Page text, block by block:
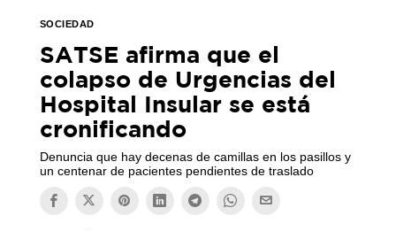
SOCIEDAD
SATSE afirma que el
colapso de Urgencias del
Hospital Insular se está
cronificando
Denuncia que hay decenas de camillas en los pasillos y
un centenar de pacientes pendientes de traslado